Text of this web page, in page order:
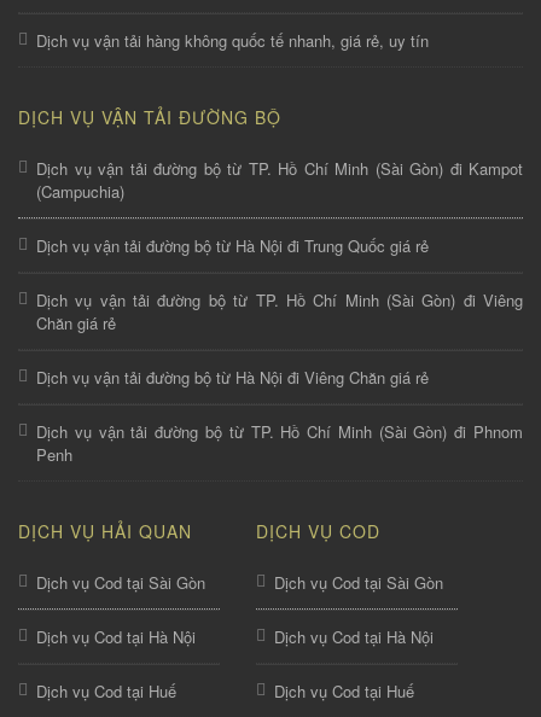
Dịch vụ vận tải hàng không quốc tế nhanh, giá rẻ, uy tín
DỊCH VỤ VẬN TẢI ĐƯỜNG BỘ
Dịch vụ vận tải đường bộ từ TP. Hồ Chí Minh (Sài Gòn) đi Kampot
(Campuchia)
Dịch vụ vận tải đường bộ từ Hà Nội đi Trung Quốc giá rẻ
Dịch vụ vận tải đường bộ từ TP. Hồ Chí Minh (Sài Gòn) đi Viêng
Chăn giá rẻ
Dịch vụ vận tải đường bộ từ Hà Nội đi Viêng Chăn giá rẻ
Dịch vụ vận tải đường bộ từ TP. Hồ Chí Minh (Sài Gòn) đi Phnom
Penh
DỊCH VỤ HẢI QUAN
Dịch vụ Cod tại Sài Gòn
Dịch vụ Cod tại Hà Nội
Dịch vụ Cod tại Huế
DỊCH VỤ COD
Dịch vụ Cod tại Sài Gòn
Dịch vụ Cod tại Hà Nội
Dịch vụ Cod tại Huế